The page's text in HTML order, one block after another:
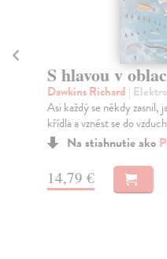
S hlavou v
Dawkins Richard |
Asi každý se někdy
křídla a vznést se do
Na stiahnutie ako
14,79 €